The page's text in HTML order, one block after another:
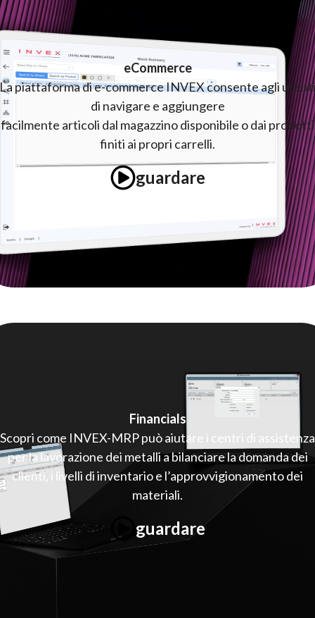
eCommerce
La piattaforma di e-commerce INVEX consente agli utenti
di navigare e aggiungere
facilmente articoli dal magazzino disponibile o dai prodotti
finiti ai propri carrelli.
guardare
Financials
Scopri come INVEX-MRP può aiutare i centri di assistenza
per la lavorazione dei metalli a bilanciare la domanda dei
clienti, i livelli di inventario e l’approvvigionamento dei
materiali.
guardare